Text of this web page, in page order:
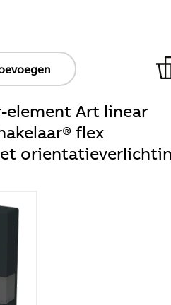
element Art linear
flex